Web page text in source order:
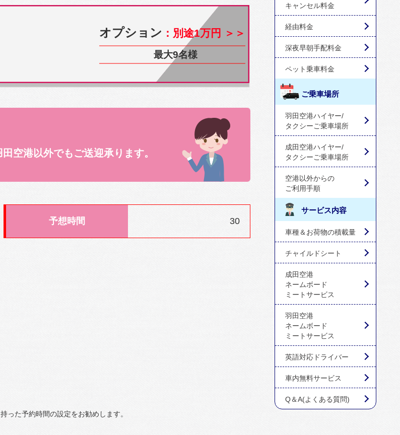
オプション ：別途1万円 ＞＞
最大9名様
空港以外でもご送迎承ります。
予想時間 30
った予約時間の設定をお勧めします。
キャンセル料金
経由料金
深夜早朝手配料金
ペット乗車料金
ご乗車場所
羽田空港ハイヤー/
タクシーご乗車場所
成田空港ハイヤー/
タクシーご乗車場所
空港以外からの
ご利用手順
サービス内容
車種＆お荷物の積載量
チャイルドシート
成田空港
ネームボード
ミートサービス
羽田空港
ネームボード
ミートサービス
英語対応ドライバー
車内無料サービス
Q＆A(よくある質問)